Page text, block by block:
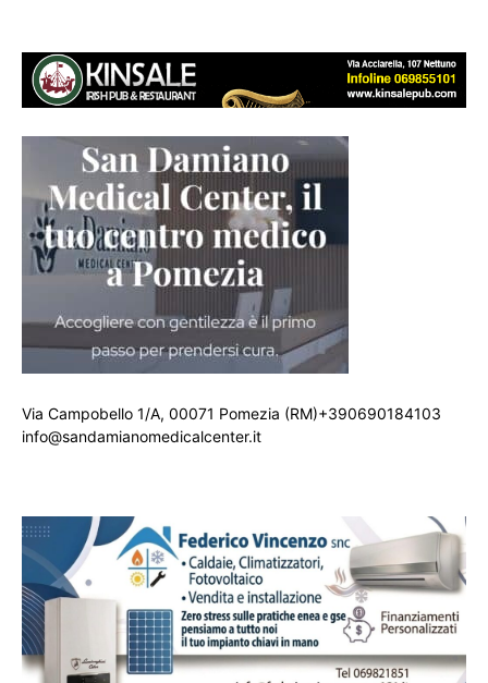
Via Campobello 1/A, 00071 Pomezia (RM)+390690184103
info@sandamianomedicalcenter.it